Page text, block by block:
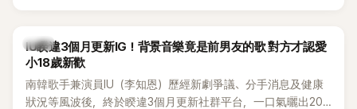
韓星
IU睽違3個月更新IG！背景音樂竟是前男友的歌 對方才認愛
小18歲新歡
南韓歌手兼演員IU（李知恩）歷經新劇爭議、分手消息及健康
狀況等風波後，終於睽違3個月更新社群平台，一口氣曬出20